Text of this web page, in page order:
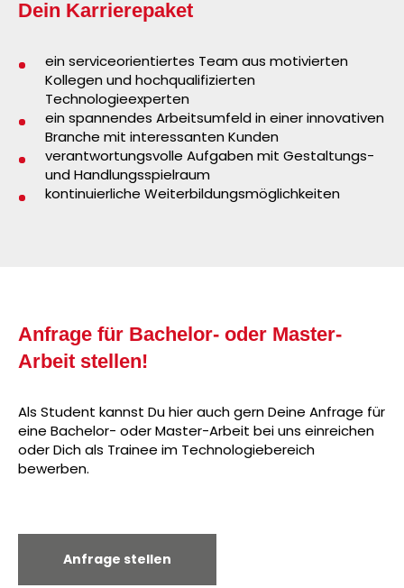
Dein Karrierepaket
ein serviceorientiertes Team aus motivierten
Kollegen und hochqualifizierten
Technologieexperten
ein spannendes Arbeitsumfeld in einer innovativen
Branche mit interessanten Kunden
verantwortungsvolle Aufgaben mit Gestaltungs-
und Handlungsspielraum
kontinuierliche Weiterbildungsmöglichkeiten
Anfrage für Bachelor- oder Master-
Arbeit stellen!
Als Student kannst Du hier auch gern Deine Anfrage für
eine Bachelor- oder Master-Arbeit bei uns einreichen
oder Dich als Trainee im Technologiebereich
bewerben.
Anfrage stellen